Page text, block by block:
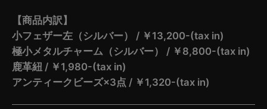
【商品内訳】
小フェザー左（シルバー） / ￥13,200-(tax in)
極小メタルチャーム（シルバー） / ￥8,800-(tax in)
鹿革紐 / ￥1,980-(tax in)
アンティークビーズ×3点 / ￥1,320-(tax in)